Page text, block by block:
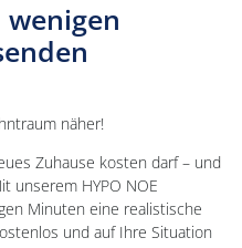
näher!
Zuhause kosten darf – und
unserem HYPO NOE
Minuten eine realistische
und auf Ihre Situation